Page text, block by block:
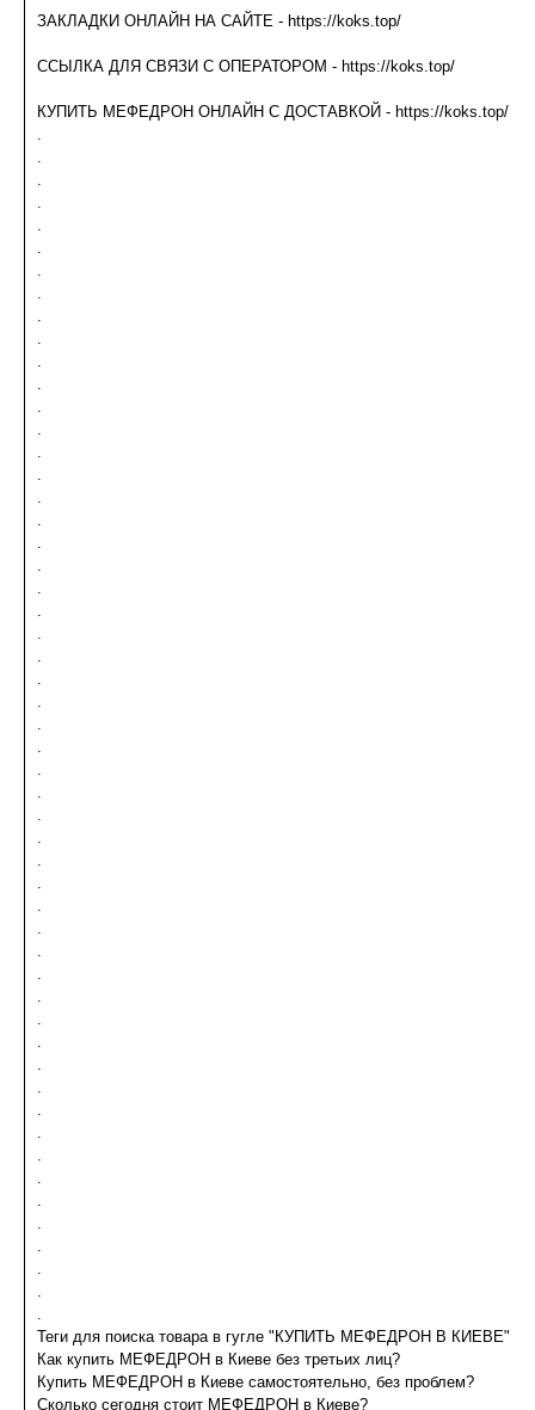
ЗАКЛАДКИ ОНЛАЙН НА САЙТЕ - https://koks.top/
ССЫЛКА ДЛЯ СВЯЗИ С ОПЕРАТОРОМ - https://koks.top/
КУПИТЬ МЕФЕДРОН ОНЛАЙН С ДОСТАВКОЙ - https://koks.top/
.
.
.
.
.
.
.
.
.
.
.
.
.
.
.
.
.
.
.
.
.
.
.
.
.
.
.
.
.
.
.
.
.
.
.
.
.
.
.
.
.
.
.
.
.
.
.
.
.
.
.
.
.
Теги для поиска товара в гугле "КУПИТЬ МЕФЕДРОН В КИЕВЕ"
Как купить МЕФЕДРОН в Киеве без третьих лиц?
Купить МЕФЕДРОН в Киеве самостоятельно, без проблем?
Сколько сегодня стоит МЕФЕДРОН в Киеве?